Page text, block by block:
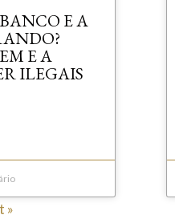
E A
E A
ILEGAIS
»